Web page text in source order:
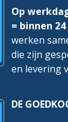
Op
= binnen
werken
die zijn
en levering
DE